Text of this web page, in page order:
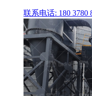
联系电话: 180 3780